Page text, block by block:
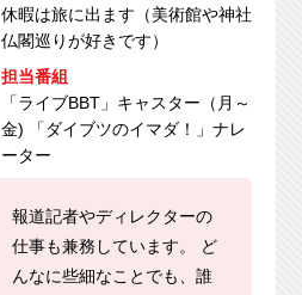
休暇は旅に出ます（美術館や神社
仏閣巡りが好きです）
担当番組
「ライブBBT」キャスター（月～
金) 「ダイブツのイマダ！」ナレ
ーター
報道記者やディレクターの
仕事も兼務しています。 ど
んなに些細なことでも、誰